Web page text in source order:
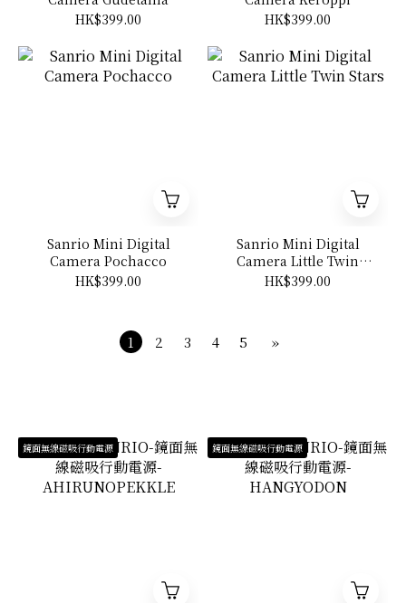
HK$399.00
HK$399.00
Sanrio Mini Digital
Camera Pochacco
HK$399.00
Sanrio Mini Digital
Camera Little Twin
Stars
HK$399.00
1 2 3 4 5 »
鏡面無線磁吸行動電源 鏡面無線磁吸行動電源